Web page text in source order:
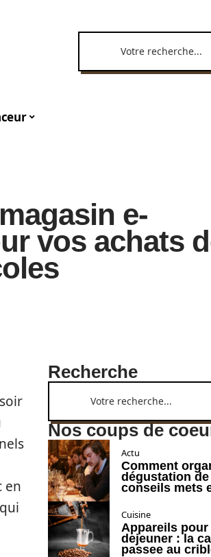
e-
vos achats
en
Recherche
Nos coups de
Actu
Comment
dégustation
conseils mets
Cuisine
Appareils
dejeuner : la
passee au